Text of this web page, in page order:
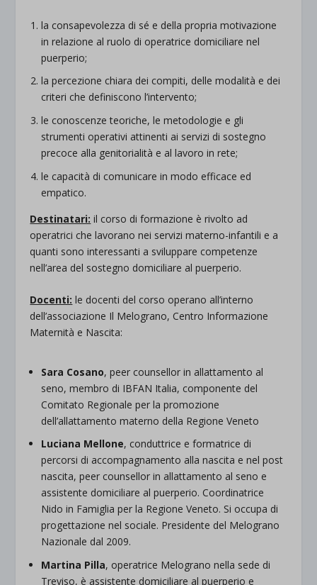
la consapevolezza di sé e della propria motivazione
in relazione al ruolo di operatrice domiciliare nel
puerperio;
la percezione chiara dei compiti, delle modalità e dei
criteri che definiscono l’intervento;
le conoscenze teoriche, le metodologie e gli
strumenti operativi attinenti ai servizi di sostegno
precoce alla genitorialità e al lavoro in rete;
le capacità di comunicare in modo efficace ed
empatico.
Destinatari: il corso di formazione è rivolto ad
operatrici che lavorano nei servizi materno-infantili e a
quanti sono interessanti a sviluppare competenze
nell’area del sostegno domiciliare al puerperio.
Docenti: le docenti del corso operano all’interno
dell’associazione Il Melograno, Centro Informazione
Maternità e Nascita:
Sara Cosano, peer counsellor in allattamento al
seno, membro di IBFAN Italia, componente del
Comitato Regionale per la promozione
dell’allattamento materno della Regione Veneto
Luciana Mellone, conduttrice e formatrice di
percorsi di accompagnamento alla nascita e nel post
nascita, peer counsellor in allattamento al seno e
assistente domiciliare al puerperio. Coordinatrice
Nido in Famiglia per la Regione Veneto. Si occupa di
progettazione nel sociale. Presidente del Melograno
Nazionale dal 2009.
Martina Pilla, operatrice Melograno nella sede di
Treviso, è assistente domiciliare al puerperio e